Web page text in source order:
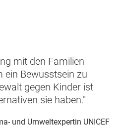
mit den Familien
ein Bewusstsein zu
gegen Kinder ist
sie haben."
und Umweltexpertin UNICEF